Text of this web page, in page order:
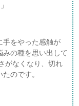
手をやった感触が
の種を思い出して
がなくなり、切れ
のです。